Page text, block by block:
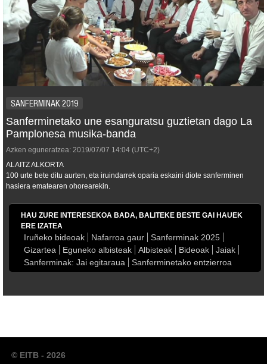
SANFERMINAK 2019
Sanferminetako une esanguratsu guztietan dago La
Pamplonesa musika-banda
Azken eguneratzea: 2019/07/07 14:04 (UTC+2)
ALAITZ ALKORTA
100 urte bete ditu aurten, eta iruindarrek oparia eskaini diote sanferminen
hasiera ematearen ohorearekin.
HAU ZURE INTERESEKOA BADA, BALITEKE BESTE GAI HAUEK
ERE IZATEA
Iruñeko bideoak Nafarroa gaur
Sanferminak 2025
Gizartea
Eguneko albisteak Albisteak Bideoak
Jaiak
Sanferminak: Jai egitaraua
Sanferminetako entzierroa
© EITB - 2026